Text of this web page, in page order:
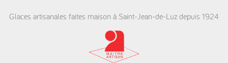
Glaces artisanales faites maison à Saint-Jean-de-Luz depuis 1924